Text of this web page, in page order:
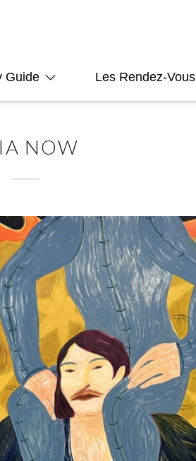
Guide Les Rendez-Vous
NOW